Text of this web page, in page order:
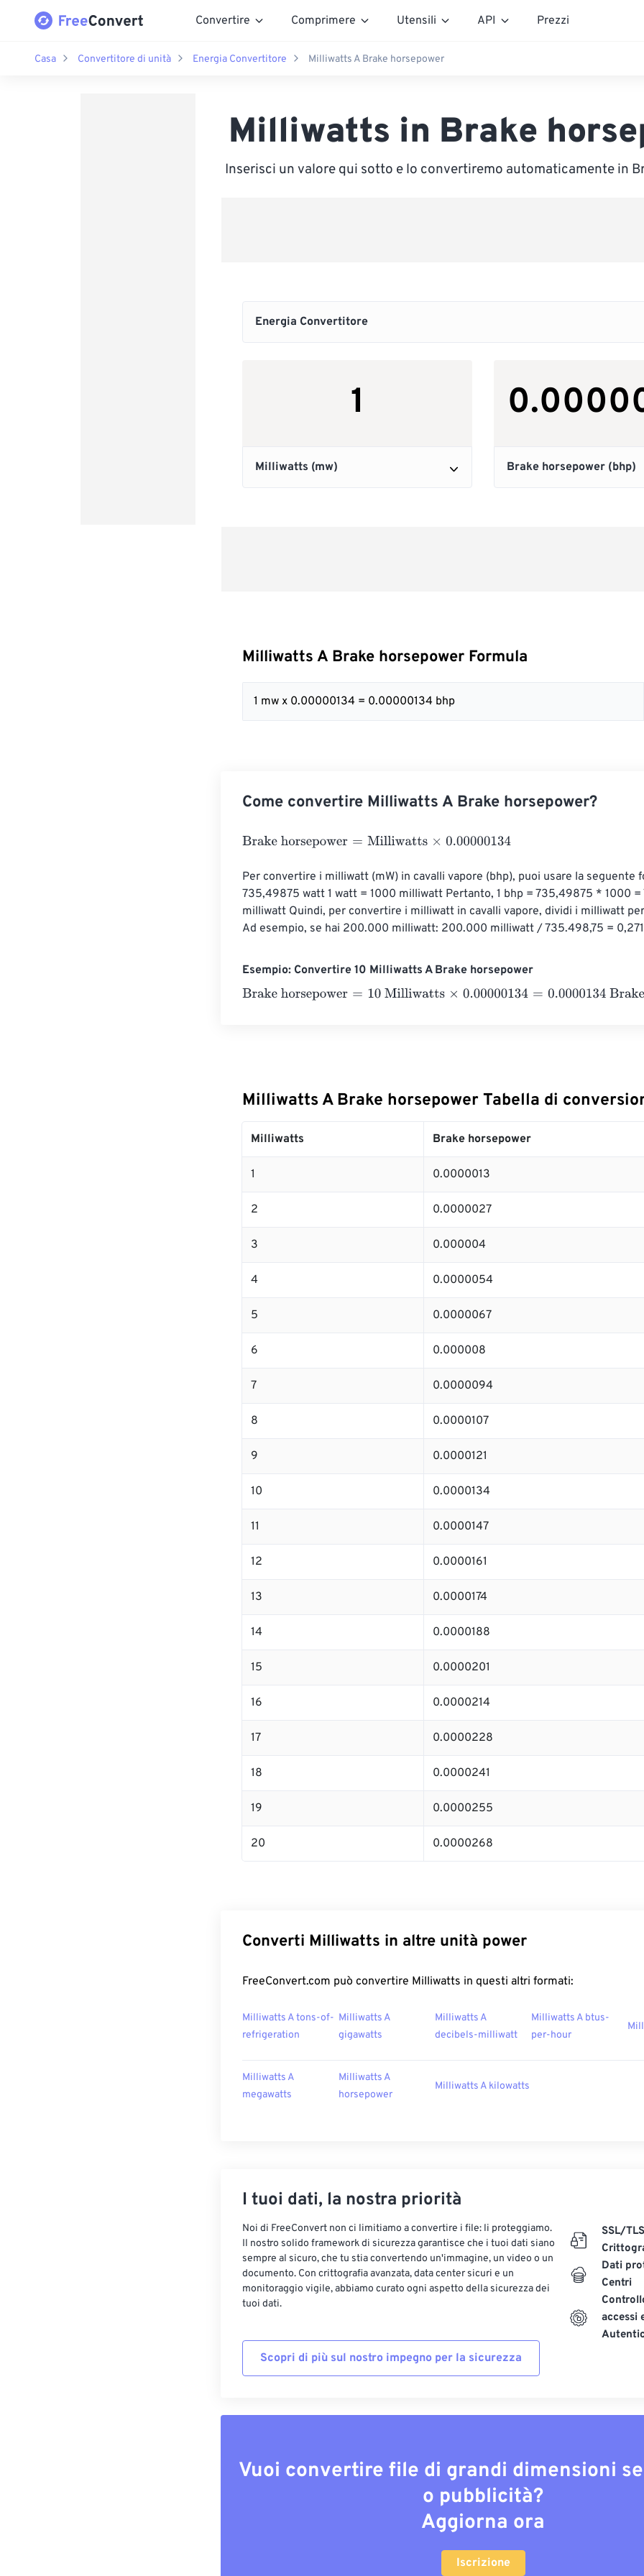
Convertire Comprimere Utensili API Prezzi
Casa Convertitore di unità Energia Convertitore Milliwatts A Brake horsepower
Milliwatts in Brake
Inserisci un valore qui sotto e lo convertiremo automaticamente in
Milliwatts A Brake horsepower Formula
1 mw x 0.00000134 = 0.00000134 bhp
Come convertire Milliwatts A Brake horsepower?
Brake horsepower=Milliwatts×0.00000134
Per convertire i milliwatt (mW) in cavalli vapore (bhp), puoi usare la seguente
735,49875 watt 1 watt = 1000 milliwatt Pertanto, 1 bhp = 735,49875 * 1000
milliwatt Quindi, per convertire i milliwatt in cavalli vapore, dividi i milliwatt
Ad esempio, se hai 200.000 milliwatt: 200.000 milliwatt / 735.498,75 =
Esempio: Convertire 10 Milliwatts A Brake horsepower
Brake horsepower=10 Milliwatts×0.00000134=0.0000134 Brake horsepower
Milliwatts A Brake horsepower Tabella di
Milliwatts Brake horsepower
1 0.0000013
2 0.0000027
3 0.000004
4 0.0000054
5 0.0000067
6 0.000008
7 0.0000094
8 0.0000107
9 0.0000121
10 0.0000134
11 0.0000147
12 0.0000161
13 0.0000174
14 0.0000188
15 0.0000201
16 0.0000214
17 0.0000228
18 0.0000241
19 0.0000255
20 0.0000268
Converti Milliwatts in altre unità power
FreeConvert.com può convertire Milliwatts in questi altri formati:
Milliwatts A tons-of-
refrigeration
Milliwatts A
gigawatts
Milliwatts A
decibels-milliwatt
Milliwatts A btus-
per-hour
Milliwatts A
megawatts
Milliwatts A
horsepower
Milliwatts A kilowatts
I tuoi dati, la nostra priorità
Noi di FreeConvert non ci limitiamo a convertire i file: li proteggiamo.
Il nostro solido framework di sicurezza garantisce che i tuoi dati siano
sempre al sicuro, che tu stia convertendo un'immagine, un video o un
documento. Con crittografia avanzata, data center sicuri e un
monitoraggio vigile, abbiamo curato ogni aspetto della sicurezza dei
tuoi dati.
Scopri di più sul nostro impegno per la sicurezza
SSL/TLS
Dati
Centri
accessi
Vuoi convertire file di grandi dimensioni
o pubblicità?
Aggiorna ora
Iscrizione